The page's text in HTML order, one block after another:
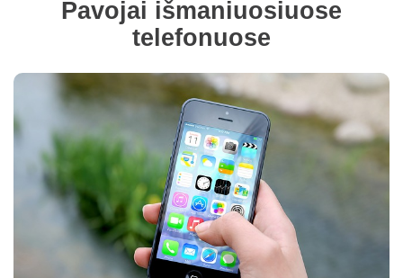
Pavojai išmaniuosiuose
telefonuose